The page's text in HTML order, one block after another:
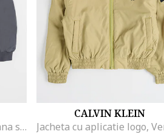
Geaca cu garnitura din blana sintetica, Gri inchis
CALVIN KLEIN